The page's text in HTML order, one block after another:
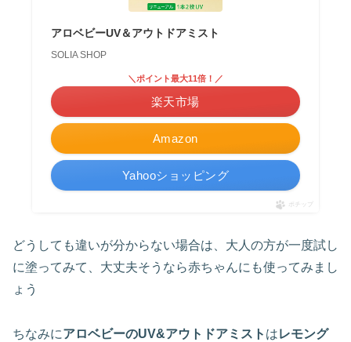
アロベビーUV＆アウトドアミスト
SOLIA SHOP
Amazon
＼ポイント最大11倍！／
楽天市場
Yahooショッピング
ポチップ
どうしても違いが分からない場合は、大人の方が一度試し
に塗ってみて、大丈夫そうなら赤ちゃんにも使ってみまし
ょう
ちなみにアロベビーのUV&アウトドアミスト はレモング